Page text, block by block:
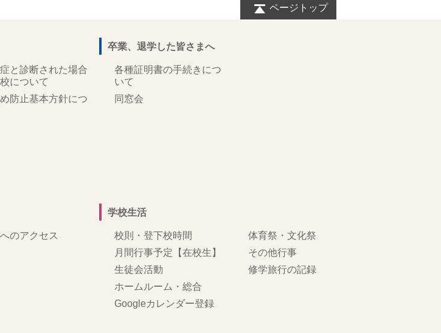
ページトップ
と診断された場合
について
防止基本方針につ
卒業、退学した皆さまへ
各種証明書の手続きにつ
いて
同窓会
のアクセス
学校生活
校則・登下校時間
月間行事予定【在校生】
生徒会活動
ホームルーム・総合
Googleカレンダー登録
体育祭・文化祭
その他行事
修学旅行の記録